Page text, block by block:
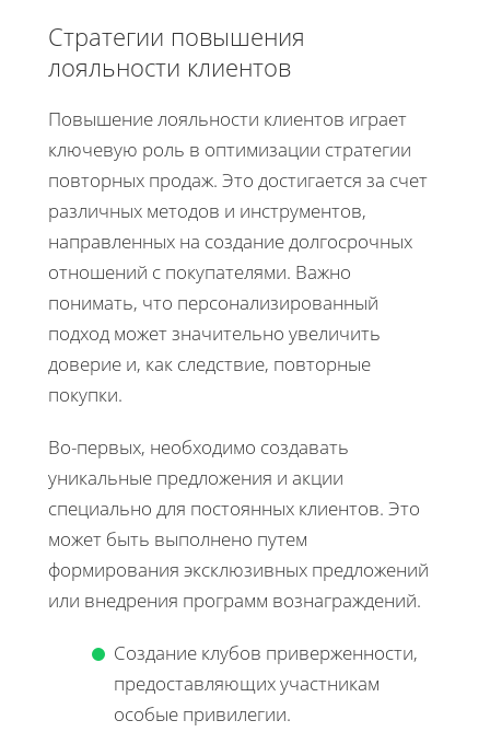
Стратегии повышения
лояльности клиентов
Повышение лояльности клиентов играет
ключевую роль в оптимизации стратегии
повторных продаж. Это достигается за счет
различных методов и инструментов,
направленных на создание долгосрочных
отношений с покупателями. Важно
понимать, что персонализированный
подход может значительно увеличить
доверие и, как следствие, повторные
покупки.
Во-первых, необходимо создавать
уникальные предложения и акции
специально для постоянных клиентов. Это
может быть выполнено путем
формирования эксклюзивных предложений
или внедрения программ вознаграждений.
Создание клубов приверженности,
предоставляющих участникам
особые привилегии.